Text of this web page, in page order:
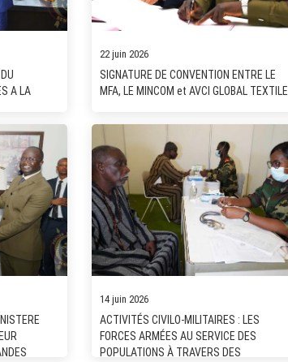
A LA
22 juin 2026
SIGNATURE DE CONVENTION ENTRE LE
MFA, LE MINCOM et AVCI GLOBAL TEXTILE
14 juin 2026
ACTIVITÉS CIVILO-MILITAIRES : LES
FORCES ARMÉES AU SERVICE DES
POPULATIONS À TRAVERS DES